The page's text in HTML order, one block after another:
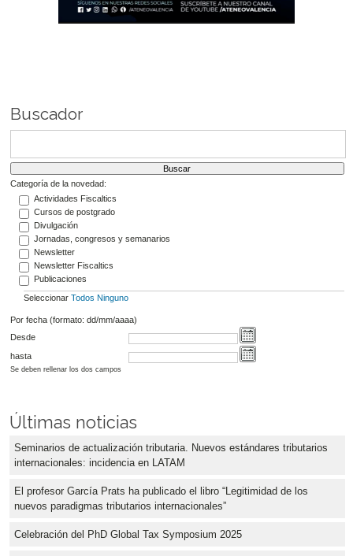
Buscador
Categoría de la novedad:
Actividades Fiscaltics
Cursos de postgrado
Divulgación
Jornadas, congresos y semanarios
Newsletter
Newsletter Fiscaltics
Publicaciones
Seleccionar Todos Ninguno
Por fecha (formato: dd/mm/aaaa)
Desde
hasta
Se deben rellenar los dos campos
Últimas noticias
Seminarios de actualización tributaria. Nuevos estándares tributarios
internacionales: incidencia en LATAM
El profesor García Prats ha publicado el libro “Legitimidad de los
nuevos paradigmas tributarios internacionales”
Celebración del PhD Global Tax Symposium 2025